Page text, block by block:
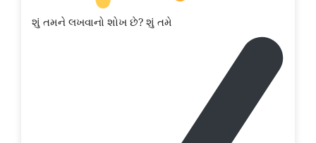
શું તમને લખવાનો શોખ છે? શું તમે